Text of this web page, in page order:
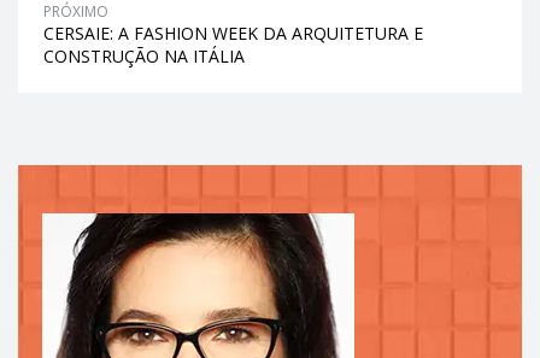
PRÓXIMO
CERSAIE: A FASHION WEEK DA ARQUITETURA E
CONSTRUÇÃO NA ITÁLIA